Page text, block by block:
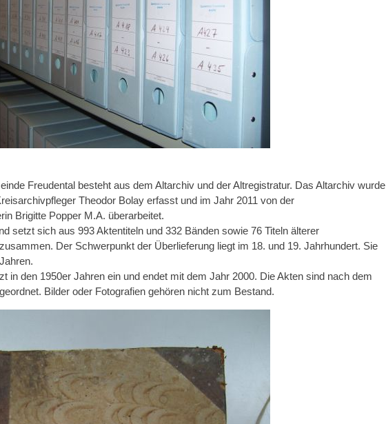
Freudental besteht aus dem Altarchiv und der Altregistratur. Das Altarchiv wurde
Theodor Bolay erfasst und im Jahr 2011 von der
Brigitte Popper M.A. überarbeitet.
setzt sich aus 993 Aktentiteln und 332 Bänden sowie 76 Titeln älterer
Der Schwerpunkt der Überlieferung liegt im 18. und 19. Jahrhundert. Sie
in den 1950er Jahren ein und endet mit dem Jahr 2000. Die Akten sind nach dem
Bilder oder Fotografien gehören nicht zum Bestand.